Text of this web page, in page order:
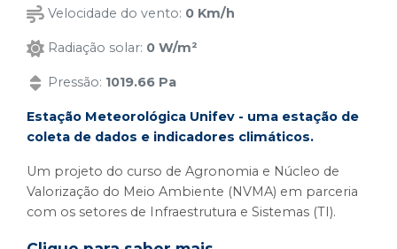
Velocidade do vento: 0 Km/h
Radiação solar: 0 W/m²
Pressão: 1019.66 Pa
Estação Meteorológica Unifev - uma estação de
coleta de dados e indicadores climáticos.
Um projeto do curso de Agronomia e Núcleo de
Valorização do Meio Ambiente (NVMA) em parceria
com os setores de Infraestrutura e Sistemas (TI).